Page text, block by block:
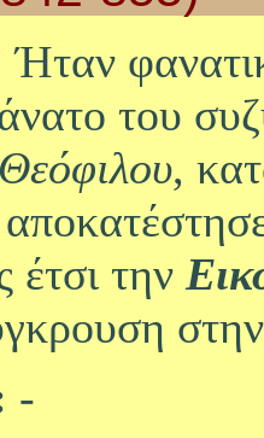
Ήταν
του
Θεόφιλου,
έτσι την
-